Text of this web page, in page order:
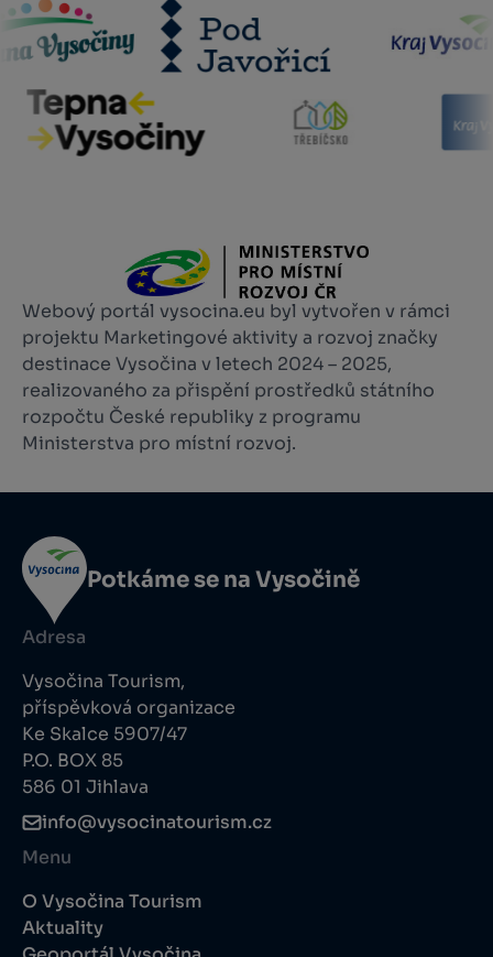
Webový portál vysocina.eu byl vytvořen v rámci
projektu Marketingové aktivity a rozvoj značky
destinace Vysočina v letech 2024 – 2025,
realizovaného za přispění prostředků státního
rozpočtu České republiky z programu
Ministerstva pro místní rozvoj.
Potkáme se na Vysočině
Adresa
Vysočina Tourism,
příspěvková organizace
Ke Skalce 5907/47
P.O. BOX 85
586 01 Jihlava
info@vysocinatourism.cz
Menu
O Vysočina Tourism
Aktuality